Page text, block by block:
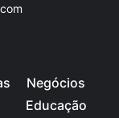
Negócios
Educação